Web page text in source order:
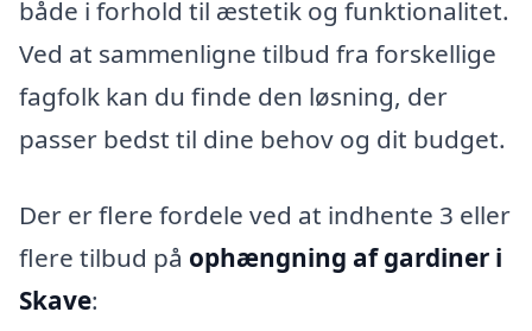
både i forhold til æstetik og funktionalitet.
Ved at sammenligne tilbud fra forskellige
fagfolk kan du finde den løsning, der
passer bedst til dine behov og dit budget.
Der er flere fordele ved at indhente 3 eller
flere tilbud på ophængning af gardiner i
Skave: